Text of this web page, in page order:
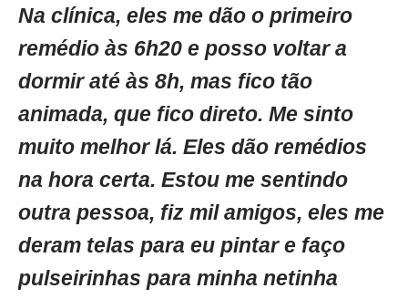
Na clínica, eles me dão o primeiro
remédio às 6h20 e posso voltar a
dormir até às 8h, mas fico tão
animada, que fico direto. Me sinto
muito melhor lá. Eles dão remédios
na hora certa. Estou me sentindo
outra pessoa, fiz mil amigos, eles me
deram telas para eu pintar e faço
pulseirinhas para minha netinha